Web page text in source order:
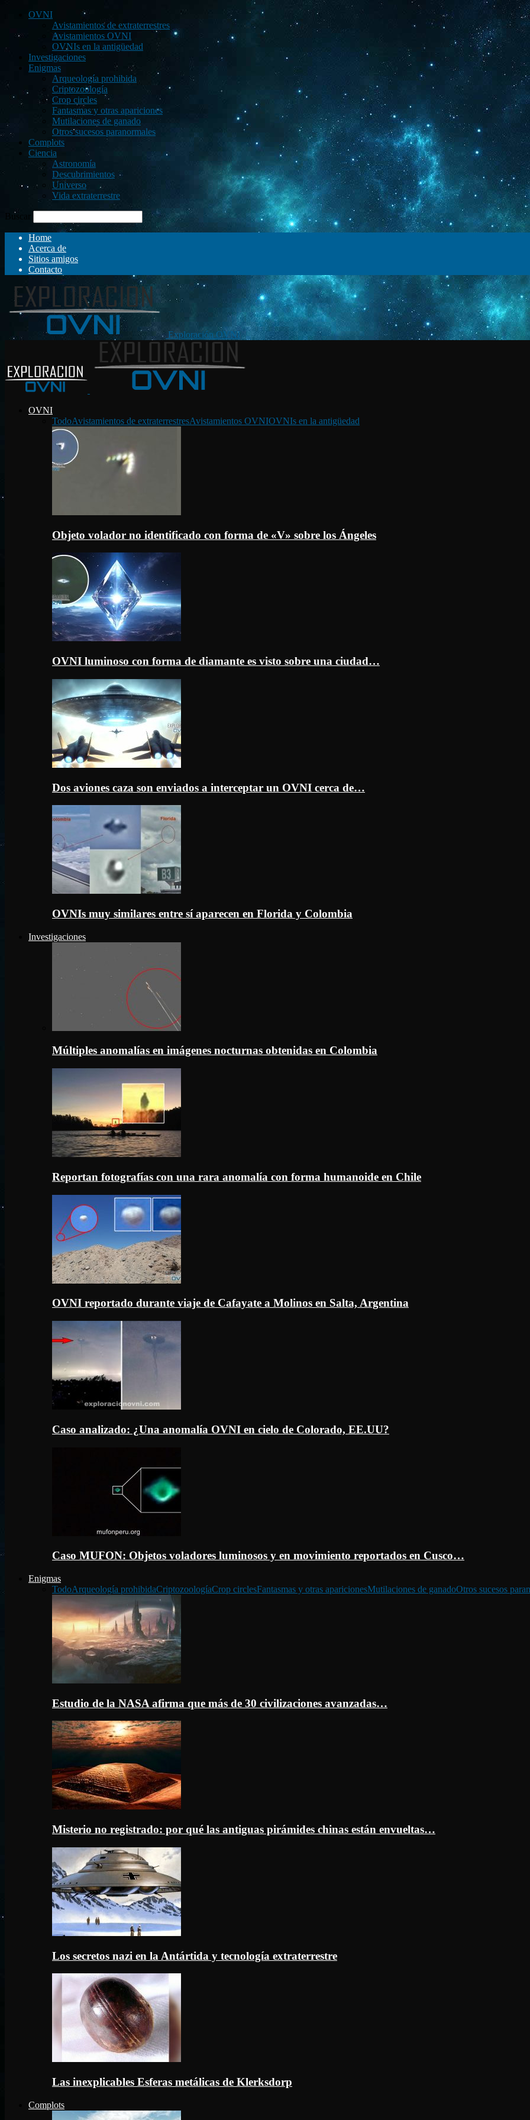
OVNI
Avistamientos de extraterrestres
Avistamientos OVNI
OVNIs en la antigüedad
Investigaciones
Enigmas
Arqueología prohibida
Criptozoología
Crop circles
Fantasmas y otras apariciones
Mutilaciones de ganado
Otros sucesos paranormales
Complots
Ciencia
Astronomía
Descubrimientos
Universo
Vida extraterrestre
Buscar
Home
Acerca de
Sitios amigos
Contacto
Exploración OVNI
OVNI
TodoAvistamientos de extraterrestresAvistamientos OVNIOVNIs en la antigüedad
Objeto volador no identificado con forma de «V» sobre los Ángeles
OVNI luminoso con forma de diamante es visto sobre una ciudad…
Dos aviones caza son enviados a interceptar un OVNI cerca de…
OVNIs muy similares entre sí aparecen en Florida y Colombia
Investigaciones
Múltiples anomalías en imágenes nocturnas obtenidas en Colombia
Reportan fotografías con una rara anomalía con forma humanoide en Chile
OVNI reportado durante viaje de Cafayate a Molinos en Salta, Argentina
Caso analizado: ¿Una anomalía OVNI en cielo de Colorado, EE.UU?
Caso MUFON: Objetos voladores luminosos y en movimiento reportados en Cusco…
Enigmas
TodoArqueología prohibidaCriptozoologíaCrop circlesFantasmas y otras aparicionesMutilaciones de ganadoOtros sucesos
Estudio de la NASA afirma que más de 30 civilizaciones avanzadas…
Misterio no registrado: por qué las antiguas pirámides chinas están envueltas…
Los secretos nazi en la Antártida y tecnología extraterrestre
Las inexplicables Esferas metálicas de Klerksdorp
Complots